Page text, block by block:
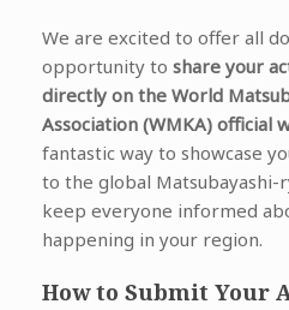
We are excited to offer all
opportunity to share your
directly on the World
Association (WMKA) official
fantastic way to showcase
to the global Matsubayashi-
keep everyone informed
happening in your region.
How to Submit Your